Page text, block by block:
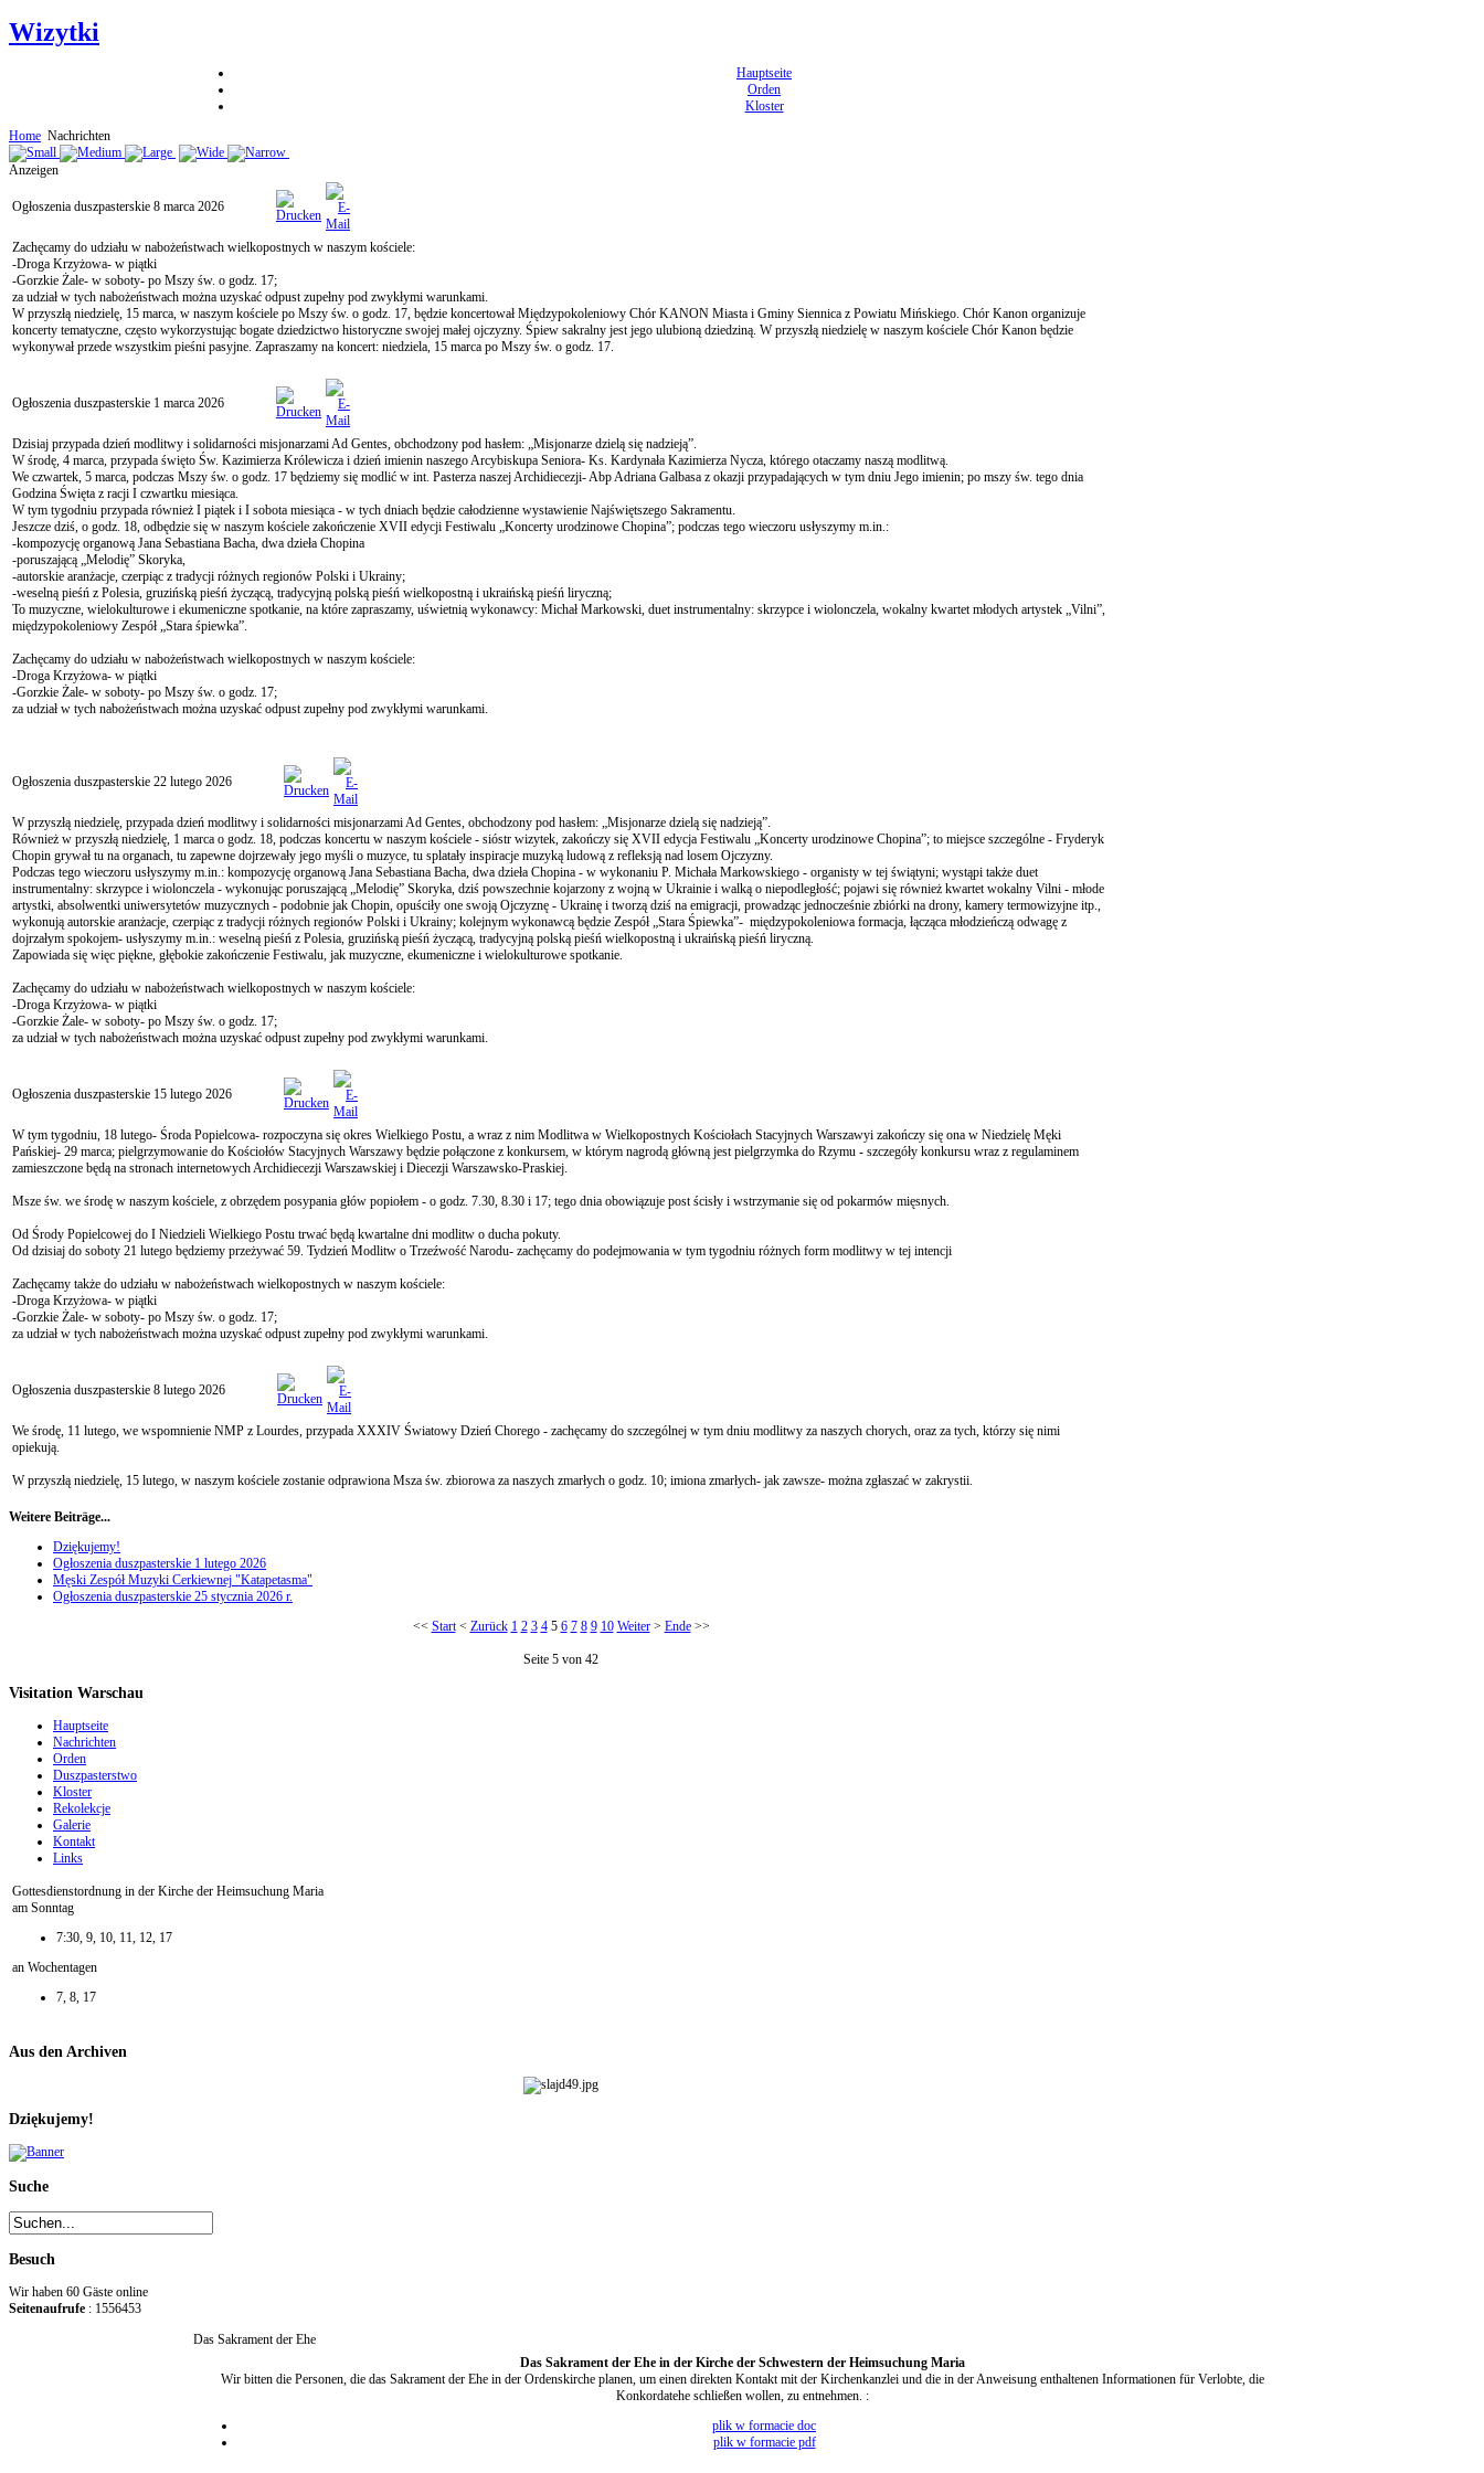
Wizytki
Hauptseite
Orden
Kloster
Home Nachrichten
Anzeigen
Ogłoszenia duszpasterskie 8 marca 2026
Zachęcamy do udziału w nabożeństwach wielkopostnych w naszym kościele:
-Droga Krzyżowa- w piątki
-Gorzkie Żale- w soboty- po Mszy św. o godz. 17;
za udział w tych nabożeństwach można uzyskać odpust zupełny pod zwykłymi warunkami.
W przyszłą niedzielę, 15 marca, w naszym kościele po Mszy św. o godz. 17, będzie koncertował Międzypokoleniowy Chór KANON Miasta i Gminy Siennica z Powiatu Mińskiego. Chór Kanon organizuje
koncerty tematyczne, często wykorzystując bogate dziedzictwo historyczne swojej małej ojczyzny. Śpiew sakralny jest jego ulubioną dziedziną. W przyszłą niedzielę w naszym kościele Chór Kanon będzie
wykonywał przede wszystkim pieśni pasyjne. Zapraszamy na koncert: niedziela, 15 marca po Mszy św. o godz. 17.
Ogłoszenia duszpasterskie 1 marca 2026
Dzisiaj przypada dzień modlitwy i solidarności misjonarzami Ad Gentes, obchodzony pod hasłem: „Misjonarze dzielą się nadzieją”.
W środę, 4 marca, przypada święto Św. Kazimierza Królewicza i dzień imienin naszego Arcybiskupa Seniora- Ks. Kardynała Kazimierza Nycza, którego otaczamy naszą modlitwą.
We czwartek, 5 marca, podczas Mszy św. o godz. 17 będziemy się modlić w int. Pasterza naszej Archidiecezji- Abp Adriana Galbasa z okazji przypadających w tym dniu Jego imienin; po mszy św. tego dnia
Godzina Święta z racji I czwartku miesiąca.
W tym tygodniu przypada również I piątek i I sobota miesiąca - w tych dniach będzie całodzienne wystawienie Najświętszego Sakramentu.
Jeszcze dziś, o godz. 18, odbędzie się w naszym kościele zakończenie XVII edycji Festiwalu „Koncerty urodzinowe Chopina”; podczas tego wieczoru usłyszymy m.in.:
-kompozycję organową Jana Sebastiana Bacha, dwa dzieła Chopina
-poruszającą „Melodię” Skoryka,
-autorskie aranżacje, czerpiąc z tradycji różnych regionów Polski i Ukrainy;
-weselną pieśń z Polesia, gruzińską pieśń życzącą, tradycyjną polską pieśń wielkopostną i ukraińską pieśń liryczną;
To muzyczne, wielokulturowe i ekumeniczne spotkanie, na które zapraszamy, uświetnią wykonawcy: Michał Markowski, duet instrumentalny: skrzypce i wiolonczela, wokalny kwartet młodych artystek „Vilni”,
międzypokoleniowy Zespół „Stara śpiewka”.
Zachęcamy do udziału w nabożeństwach wielkopostnych w naszym kościele:
-Droga Krzyżowa- w piątki
-Gorzkie Żale- w soboty- po Mszy św. o godz. 17;
za udział w tych nabożeństwach można uzyskać odpust zupełny pod zwykłymi warunkami.
Ogłoszenia duszpasterskie 22 lutego 2026
W przyszłą niedzielę, przypada dzień modlitwy i solidarności misjonarzami Ad Gentes, obchodzony pod hasłem: „Misjonarze dzielą się nadzieją”.
Również w przyszłą niedzielę, 1 marca o godz. 18, podczas koncertu w naszym kościele - sióstr wizytek, zakończy się XVII edycja Festiwalu „Koncerty urodzinowe Chopina”; to miejsce szczególne - Fryderyk
Chopin grywał tu na organach, tu zapewne dojrzewały jego myśli o muzyce, tu splatały inspiracje muzyką ludową z refleksją nad losem Ojczyzny.
Podczas tego wieczoru usłyszymy m.in.: kompozycję organową Jana Sebastiana Bacha, dwa dzieła Chopina - w wykonaniu P. Michała Markowskiego - organisty w tej świątyni; wystąpi także duet
instrumentalny: skrzypce i wiolonczela - wykonując poruszającą „Melodię” Skoryka, dziś powszechnie kojarzony z wojną w Ukrainie i walką o niepodległość; pojawi się również kwartet wokalny Vilni - młode
artystki, absolwentki uniwersytetów muzycznych - podobnie jak Chopin, opuściły one swoją Ojczyznę - Ukrainę i tworzą dziś na emigracji, prowadząc jednocześnie zbiórki na drony, kamery termowizyjne itp.,
wykonują autorskie aranżacje, czerpiąc z tradycji różnych regionów Polski i Ukrainy; kolejnym wykonawcą będzie Zespół „Stara Śpiewka”- międzypokoleniowa formacja, łącząca młodzieńczą odwagę z
dojrzałym spokojem- usłyszymy m.in.: weselną pieśń z Polesia, gruzińską pieśń życzącą, tradycyjną polską pieśń wielkopostną i ukraińską pieśń liryczną.
Zapowiada się więc piękne, głębokie zakończenie Festiwalu, jak muzyczne, ekumeniczne i wielokulturowe spotkanie.
Zachęcamy do udziału w nabożeństwach wielkopostnych w naszym kościele:
-Droga Krzyżowa- w piątki
-Gorzkie Żale- w soboty- po Mszy św. o godz. 17;
za udział w tych nabożeństwach można uzyskać odpust zupełny pod zwykłymi warunkami.
Ogłoszenia duszpasterskie 15 lutego 2026
W tym tygodniu, 18 lutego- Środa Popielcowa- rozpoczyna się okres Wielkiego Postu, a wraz z nim Modlitwa w Wielkopostnych Kościołach Stacyjnych Warszawyi zakończy się ona w Niedzielę Męki
Pańskiej- 29 marca; pielgrzymowanie do Kościołów Stacyjnych Warszawy będzie połączone z konkursem, w którym nagrodą główną jest pielgrzymka do Rzymu - szczegóły konkursu wraz z regulaminem
zamieszczone będą na stronach internetowych Archidiecezji Warszawskiej i Diecezji Warszawsko-Praskiej.
Msze św. we środę w naszym kościele, z obrzędem posypania głów popiołem - o godz. 7.30, 8.30 i 17; tego dnia obowiązuje post ścisły i wstrzymanie się od pokarmów mięsnych.
Od Środy Popielcowej do I Niedzieli Wielkiego Postu trwać będą kwartalne dni modlitw o ducha pokuty.
Od dzisiaj do soboty 21 lutego będziemy przeżywać 59. Tydzień Modlitw o Trzeźwość Narodu- zachęcamy do podejmowania w tym tygodniu różnych form modlitwy w tej intencji
Zachęcamy także do udziału w nabożeństwach wielkopostnych w naszym kościele:
-Droga Krzyżowa- w piątki
-Gorzkie Żale- w soboty- po Mszy św. o godz. 17;
za udział w tych nabożeństwach można uzyskać odpust zupełny pod zwykłymi warunkami.
Ogłoszenia duszpasterskie 8 lutego 2026
We środę, 11 lutego, we wspomnienie NMP z Lourdes, przypada XXXIV Światowy Dzień Chorego - zachęcamy do szczególnej w tym dniu modlitwy za naszych chorych, oraz za tych, którzy się nimi
opiekują.
W przyszłą niedzielę, 15 lutego, w naszym kościele zostanie odprawiona Msza św. zbiorowa za naszych zmarłych o godz. 10; imiona zmarłych- jak zawsze- można zgłaszać w zakrystii.
Weitere Beiträge...
Dziękujemy!
Ogłoszenia duszpasterskie 1 lutego 2026
Męski Zespół Muzyki Cerkiewnej "Katapetasma"
Ogłoszenia duszpasterskie 25 stycznia 2026 r.
<< Start< Zurück 1 2 3 4 5 6 7 8 9 10 Weiter> Ende>>
Seite 5 von 42
Visitation Warschau
Hauptseite
Nachrichten
Orden
Duszpasterstwo
Kloster
Rekolekcje
Galerie
Kontakt
Links
Gottesdienstordnung in der Kirche der Heimsuchung Maria
am Sonntag
7:30, 9, 10, 11, 12, 17
an Wochentagen
7, 8, 17
Aus den Archiven
Dziękujemy!
Suche
Besuch
Wir haben 60 Gäste online
Seitenaufrufe : 1556453
Das Sakrament der Ehe
Das Sakrament der Ehe in der Kirche der Schwestern der Heimsuchung Maria
Wir bitten die Personen, die das Sakrament der Ehe in der Ordenskirche planen, um einen direkten Kontakt mit der Kirchenkanzlei und die in der Anweisung enthaltenen Informationen für Verlobte, die
Konkordatehe schließen wollen, zu entnehmen. :
plik w formacie doc
plik w formacie pdf